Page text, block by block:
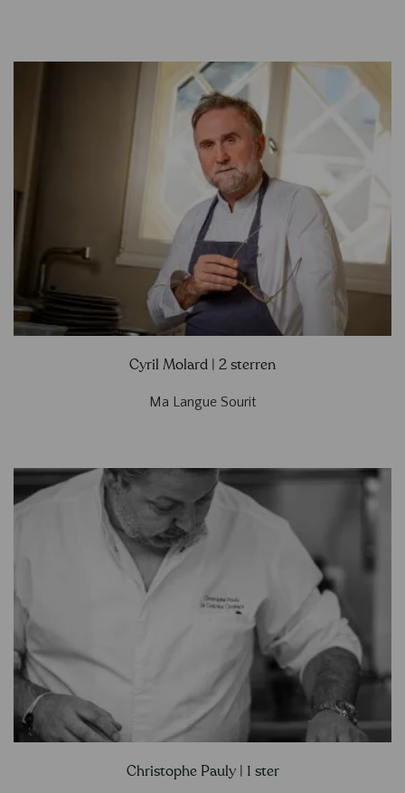
Cyril Molard | 2 sterren
Ma Langue Sourit
Christophe Pauly | 1 ster